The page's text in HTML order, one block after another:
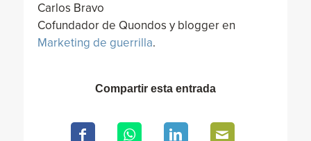
Carlos Bravo
Cofundador de Quondos y blogger en
Marketing de guerrilla.
Compartir esta entrada